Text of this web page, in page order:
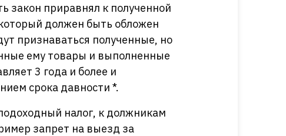
закон приравнял к полученной
должен быть обложен
признаваться полученные, но
ему товары и выполненные
3 года и более и
срока давности *.
налог, к должникам
запрет на выезд за